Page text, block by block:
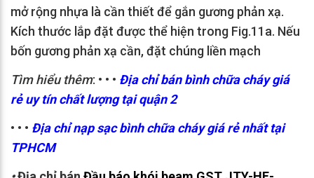
mở rộng nhựa là cần thiết để gắn gương phản xạ.
Kích thước lắp đặt được thể hiện trong Fig.11a. Nếu
bốn gương phản xạ cần, đặt chúng liền mạch
Tìm hiểu thêm: • • • Địa chỉ bán bình chữa cháy giá
rẻ uy tín chất lượng tại quận 2
• • • Địa chỉ nạp sạc bình chữa cháy giá rẻ nhất tại
TPHCM